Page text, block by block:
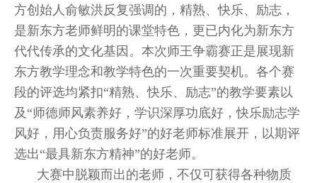
方创始人俞敏洪反复强调的，精熟、快乐、励志，
是新东方老师鲜明的课堂特色，更已内化为新东方
代代传承的文化基因。本次师王争霸赛正是展现新
东方教学理念和教学特色的一次重要契机。各个赛
段的评选均紧扣“精熟、快乐、励志”的教学要素以
及“师德师风素养好，学识深厚功底好，快乐励志学
风好，用心负责服务好”的好老师标准展开，以期评
选出“最具新东方精神”的好老师。
大赛中脱颖而出的老师，不仅可获得各种物质